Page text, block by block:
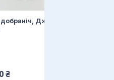
Джун
₴